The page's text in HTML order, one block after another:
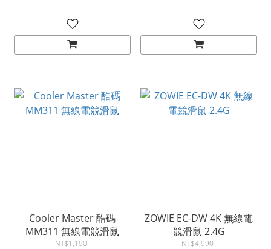
Cooler Master 酷碼
MM311 無線電競滑鼠
NT$1,190
ZOWIE EC-DW 4K 無線電
競滑鼠 2.4G
NT$4,990